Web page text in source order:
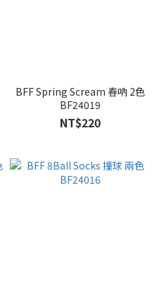
BFF Spring Scream 春吶 2色
BF24019
NT$220